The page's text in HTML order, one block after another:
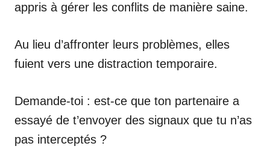
appris à gérer les conflits de manière saine.
Au lieu d’affronter leurs problèmes, elles
fuient vers une distraction temporaire.
Demande-toi : est-ce que ton partenaire a
essayé de t’envoyer des signaux que tu n’as
pas interceptés ?